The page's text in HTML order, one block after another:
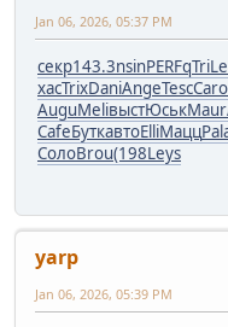
Jan 06, 2026, 05:37 PM
секр143.3nsinPERFqTri
xacTrixDaniAngeTescCaro
AuguMeliвыстЮськMaur
CafeБуткавтоElliМацц
СолоBrou(198Leys
yarp
Jan 06, 2026, 05:39 PM